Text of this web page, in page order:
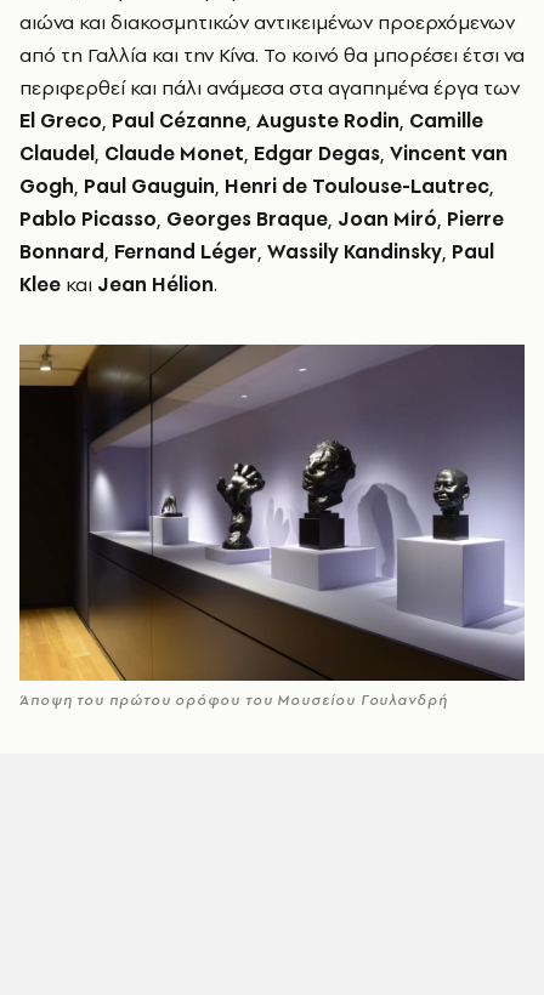
αιώνα και διακοσμητικών αντικειμένων προερχόμενων
από τη Γαλλία και την Κίνα. Το κοινό θα μπορέσει έτσι να
περιφερθεί και πάλι ανάμεσα στα αγαπημένα έργα των
El Greco, Paul Cézanne, Auguste Rodin, Camille
Claudel, Claude Monet, Edgar Degas, Vincent van
Gogh, Paul Gauguin, Henri de Toulouse-Lautrec,
Pablo Picasso, Georges Braque, Joan Miró, Pierre
Bonnard, Fernand Léger, Wassily Kandinsky, Paul
Klee και Jean Hélion.
Άποψη του πρώτου ορόφου του Μουσείου Γουλανδρή